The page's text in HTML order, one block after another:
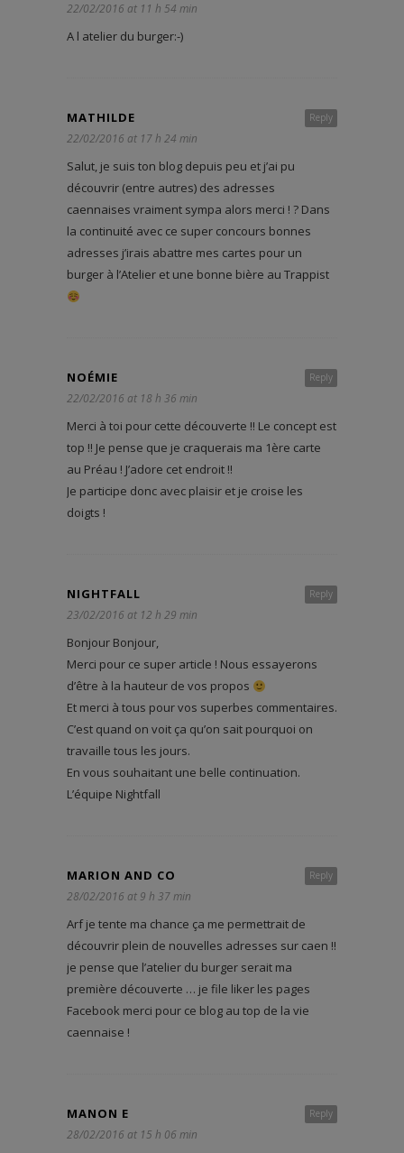
22/02/2016 at 11 h 54 min
A l atelier du burger:-)
Reply
MATHILDE
22/02/2016 at 17 h 24 min
Salut, je suis ton blog depuis peu et j’ai pu
découvrir (entre autres) des adresses
caennaises vraiment sympa alors merci ! ? Dans
la continuité avec ce super concours bonnes
adresses j’irais abattre mes cartes pour un
burger à l’Atelier et une bonne bière au Trappist
Reply
NOÉMIE
22/02/2016 at 18 h 36 min
Merci à toi pour cette découverte !! Le concept est
top !! Je pense que je craquerais ma 1ère carte
au Préau ! J’adore cet endroit !!
Je participe donc avec plaisir et je croise les
doigts !
Reply
NIGHTFALL
23/02/2016 at 12 h 29 min
Bonjour Bonjour,
Merci pour ce super article ! Nous essayerons
d’être à la hauteur de vos propos
Et merci à tous pour vos superbes commentaires.
C’est quand on voit ça qu’on sait pourquoi on
travaille tous les jours.
En vous souhaitant une belle continuation.
L’équipe Nightfall
Reply
MARION AND CO
28/02/2016 at 9 h 37 min
Arf je tente ma chance ça me permettrait de
découvrir plein de nouvelles adresses sur caen !!
je pense que l’atelier du burger serait ma
première découverte … je file liker les pages
Facebook merci pour ce blog au top de la vie
caennaise !
Reply
MANON E
28/02/2016 at 15 h 06 min